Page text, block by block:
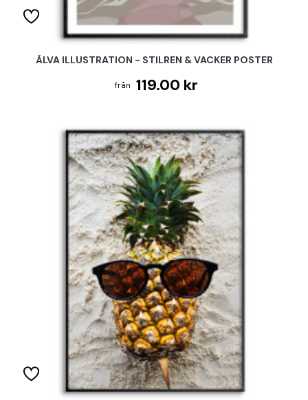
ÄLVA ILLUSTRATION - STILREN & VACKER POSTER
119.00 kr